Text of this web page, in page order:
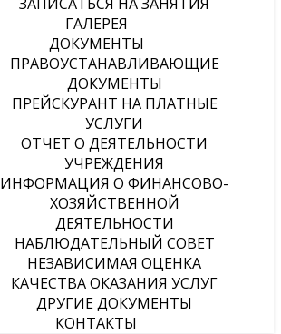
ГАЛЕРЕЯ
ДОКУМЕНТЫ
ПРАВОУСТАНАВЛИВАЮЩИЕ
ДОКУМЕНТЫ
ПРЕЙСКУРАНТ НА ПЛАТНЫЕ
УСЛУГИ
ОТЧЕТ О ДЕЯТЕЛЬНОСТИ
УЧРЕЖДЕНИЯ
ИНФОРМАЦИЯ О ФИНАНСОВО-
ХОЗЯЙСТВЕННОЙ
ДЕЯТЕЛЬНОСТИ
НАБЛЮДАТЕЛЬНЫЙ СОВЕТ
НЕЗАВИСИМАЯ ОЦЕНКА
КАЧЕСТВА ОКАЗАНИЯ УСЛУГ
ДРУГИЕ ДОКУМЕНТЫ
КОНТАКТЫ